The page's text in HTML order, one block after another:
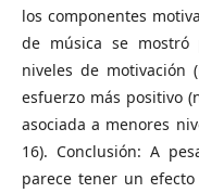
los componentes
de música se mostró
niveles de motivación
esfuerzo más positivo
asociada a menores
16). Conclusión: A
parece tener un